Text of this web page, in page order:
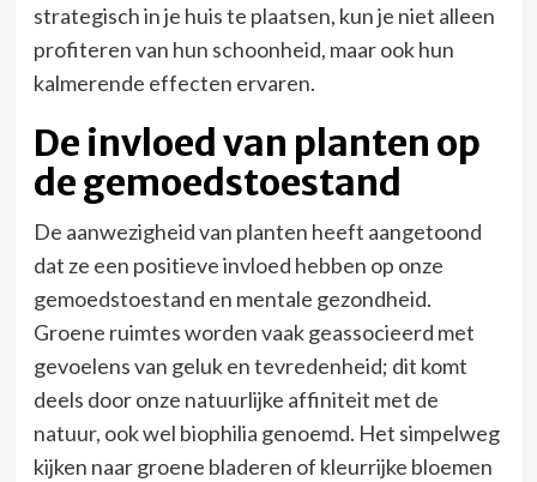
strategisch in je huis te plaatsen, kun je niet alleen
profiteren van hun schoonheid, maar ook hun
kalmerende effecten ervaren.
De invloed van planten op
de gemoedstoestand
De aanwezigheid van planten heeft aangetoond
dat ze een positieve invloed hebben op onze
gemoedstoestand en mentale gezondheid.
Groene ruimtes worden vaak geassocieerd met
gevoelens van geluk en tevredenheid; dit komt
deels door onze natuurlijke affiniteit met de
natuur, ook wel biophilia genoemd. Het simpelweg
kijken naar groene bladeren of kleurrijke bloemen